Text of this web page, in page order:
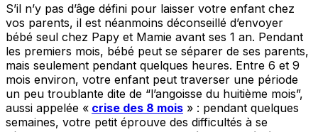
S’il n’y pas d’âge défini pour laisser votre enfant chez
vos parents, il est néanmoins déconseillé d’envoyer
bébé seul chez Papy et Mamie avant ses 1 an. Pendant
les premiers mois, bébé peut se séparer de ses parents,
mais seulement pendant quelques heures. Entre 6 et 9
mois environ, votre enfant peut traverser une période
un peu troublante dite de “l’angoisse du huitième mois”,
aussi appelée « crise des 8 mois » : pendant quelques
semaines, votre petit éprouve des difficultés à se